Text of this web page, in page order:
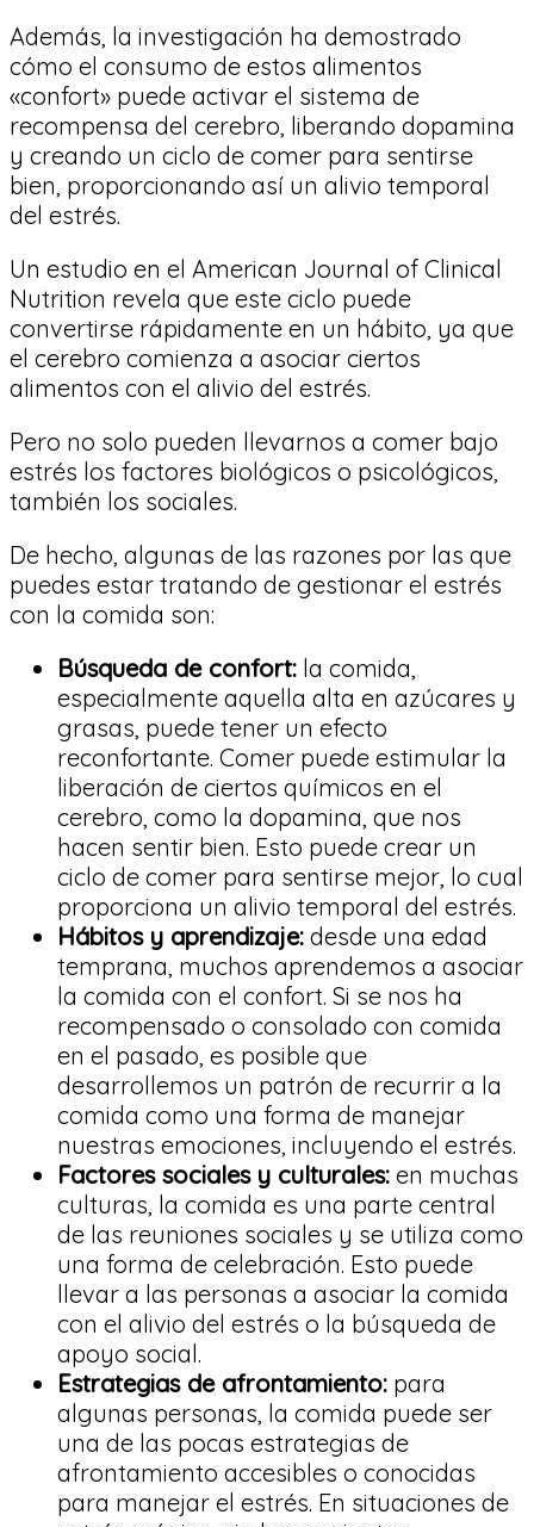
Además, la investigación ha demostrado
cómo el consumo de estos alimentos
«confort» puede activar el sistema de
recompensa del cerebro, liberando dopamina
y creando un ciclo de comer para sentirse
bien, proporcionando así un alivio temporal
del estrés.
Un estudio en el American Journal of Clinical
Nutrition revela que este ciclo puede
convertirse rápidamente en un hábito, ya que
el cerebro comienza a asociar ciertos
alimentos con el alivio del estrés.
Pero no solo pueden llevarnos a comer bajo
estrés los factores biológicos o psicológicos,
también los sociales.
De hecho, algunas de las razones por las que
puedes estar tratando de gestionar el estrés
con la comida son:
Búsqueda de confort: la comida,
especialmente aquella alta en azúcares y
grasas, puede tener un efecto
reconfortante. Comer puede estimular la
liberación de ciertos químicos en el
cerebro, como la dopamina, que nos
hacen sentir bien. Esto puede crear un
ciclo de comer para sentirse mejor, lo cual
proporciona un alivio temporal del estrés.
Hábitos y aprendizaje: desde una edad
temprana, muchos aprendemos a asociar
la comida con el confort. Si se nos ha
recompensado o consolado con comida
en el pasado, es posible que
desarrollemos un patrón de recurrir a la
comida como una forma de manejar
nuestras emociones, incluyendo el estrés.
Factores sociales y culturales: en muchas
culturas, la comida es una parte central
de las reuniones sociales y se utiliza como
una forma de celebración. Esto puede
llevar a las personas a asociar la comida
con el alivio del estrés o la búsqueda de
apoyo social.
Estrategias de afrontamiento: para
algunas personas, la comida puede ser
una de las pocas estrategias de
afrontamiento accesibles o conocidas
para manejar el estrés. En situaciones de